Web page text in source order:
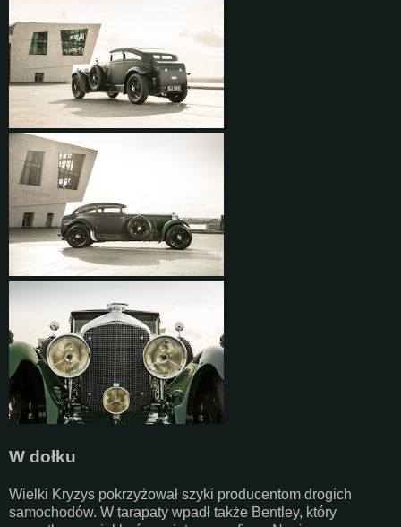
W dołku
Wielki Kryzys pokrzyżował szyki producentom drogich
samochodów. W tarapaty wpadł także Bentley, który